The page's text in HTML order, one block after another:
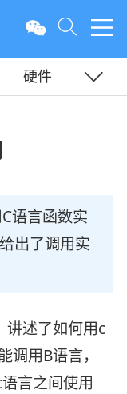
硬件
语言函数实
出了调用实
讲述了如何用c
用B语言，
言之间使用